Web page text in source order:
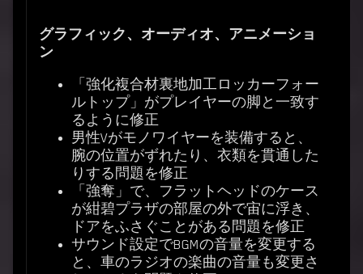
グラフィック、オーディオ、アニメーショ
ン
「強化複合材裏地加工ロッカーフォー
ルトップ」がプレイヤーの脚と一致す
るように修正
男性Vがモノワイヤーを装備すると、
腕の位置がずれたり、衣類を貫通した
りする問題を修正
「強奪」で、フラットヘッドのケース
が紺碧プラザの部屋の外で宙に浮き、
ドアをふさぐことがある問題を修正
サウンド設定でBGMの音量を変更する
と、車のラジオの楽曲の音量も変更さ